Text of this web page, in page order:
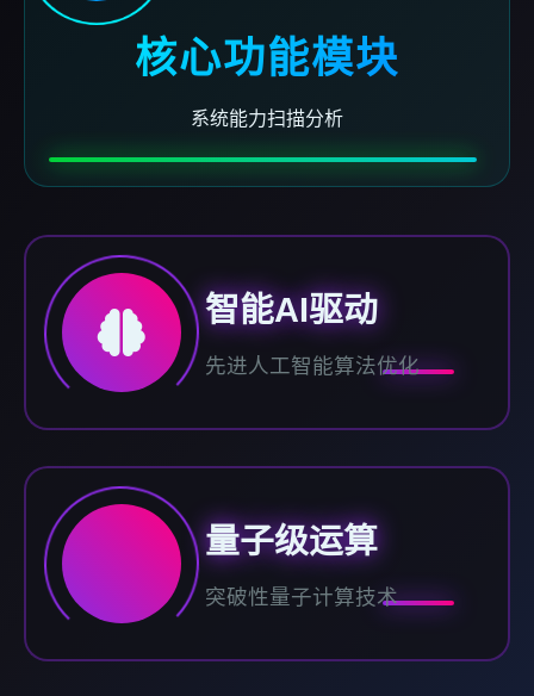
核心功能模块
系统能力扫描分析
智能AI驱动
先进人工智能算法优化
量子级运算
突破性量子计算技术